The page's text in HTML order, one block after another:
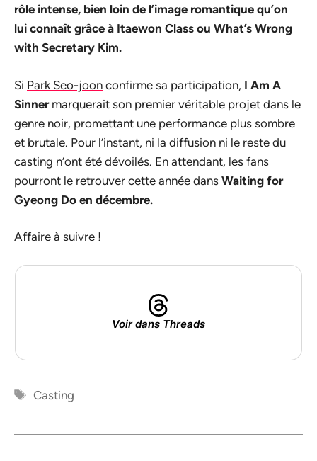
rôle intense, bien loin de l’image romantique qu’on
lui connaît grâce à Itaewon Class ou What’s Wrong
with Secretary Kim.
Si Park Seo-joon confirme sa participation, I Am A
Sinnermarquerait son premier véritable projet dans le
genre noir, promettant une performance plus sombre
et brutale. Pour l’instant, ni la diffusion ni le reste du
casting n’ont été dévoilés. En attendant, les fans
pourront le retrouver cette année dans Waiting for
Gyeong Do en décembre.
Affaire à suivre !
Voir dans Threads
Étiquettes
Casting